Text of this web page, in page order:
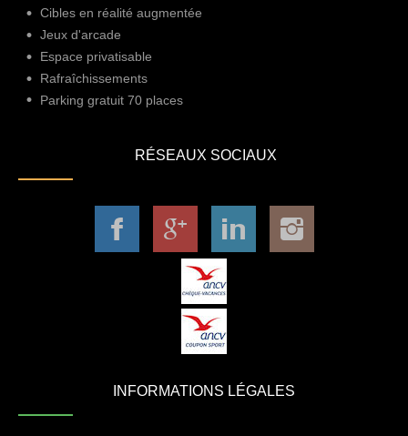
Cibles en réalité augmentée
Jeux d'arcade
Espace privatisable
Rafraîchissements
Parking gratuit 70 places
RÉSEAUX SOCIAUX
INFORMATIONS LÉGALES